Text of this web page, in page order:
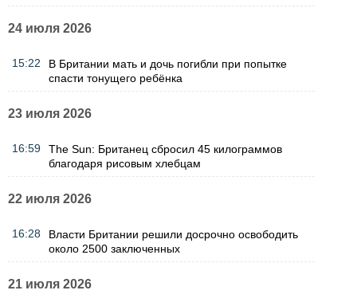
24 июля 2026
15:22
В Британии мать и дочь погибли при попытке
спасти тонущего ребёнка
23 июля 2026
16:59
The Sun: Британец сбросил 45 килограммов
благодаря рисовым хлебцам
22 июля 2026
16:28
Власти Британии решили досрочно освободить
около 2500 заключенных
21 июля 2026